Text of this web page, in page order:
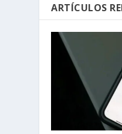
ARTÍCULOS